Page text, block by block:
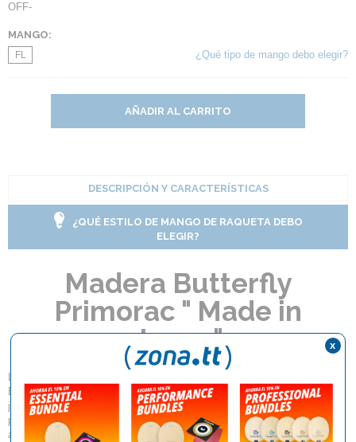
OFF-
MANGO:
FL ¿Qué tipo de mango debo elegir?
AÑADIR AL CARRITO
DESCRIPCIÓN Y CARACTERÍSTICAS
¿QUÉ ESTILO DE MANGO DE RAQUETA DEBO
ELEGIR?
Madera Butterfly
Primorac " Made in
Japan"
La ZORAN PRIMORAC es una de las maderas más populares de
Butterfly. Es extremadamente versátil, soportando todos los estilos de
juego y puede ser usada - dependiendo de las gomas - igualmente bien
para juego ofensivo y defensivo. Esta versión se produce en Japón y
aunque es idéntica en la selección de maderas y capas, se fabrica con
x